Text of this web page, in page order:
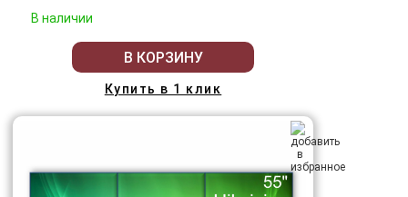
В наличии
В КОРЗИНУ
Купить в 1 клик